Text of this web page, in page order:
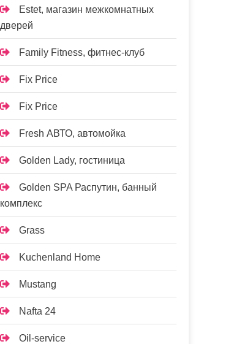
Estet, магазин межкомнатных
дверей
Family Fitness, фитнес-клуб
Fix Price
Fix Price
Fresh АВТО, автомойка
Golden Lady, гостиница
Golden SPA Распутин, банный
комплекс
Grass
Kuchenland Home
Mustang
Nafta 24
Oil-service